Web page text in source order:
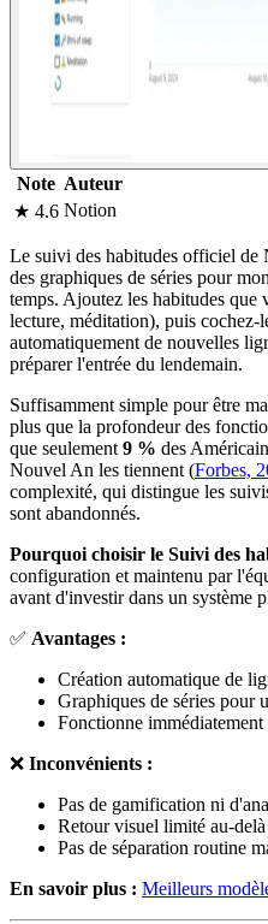
Note Auteur
★ 4.6 Notion
Le suivi des habitudes officiel de
des graphiques de séries pour
temps. Ajoutez les habitudes que
lecture, méditation), puis cochez-
automatiquement de nouvelles
préparer l'entrée du lendemain.
Suffisamment simple pour être
plus que la profondeur des
que seulement 9 % des
Nouvel An les tiennent (Forbes,
complexité, qui distingue les
sont abandonnés.
Pourquoi choisir le Suivi des
configuration et maintenu par
avant d'investir dans un système
✅ Avantages :
Création automatique de
Graphiques de séries pour
Fonctionne
❌ Inconvénients :
Pas de gamification ni
Retour visuel limité au-delà
Pas de séparation routine
En savoir plus : Meilleurs